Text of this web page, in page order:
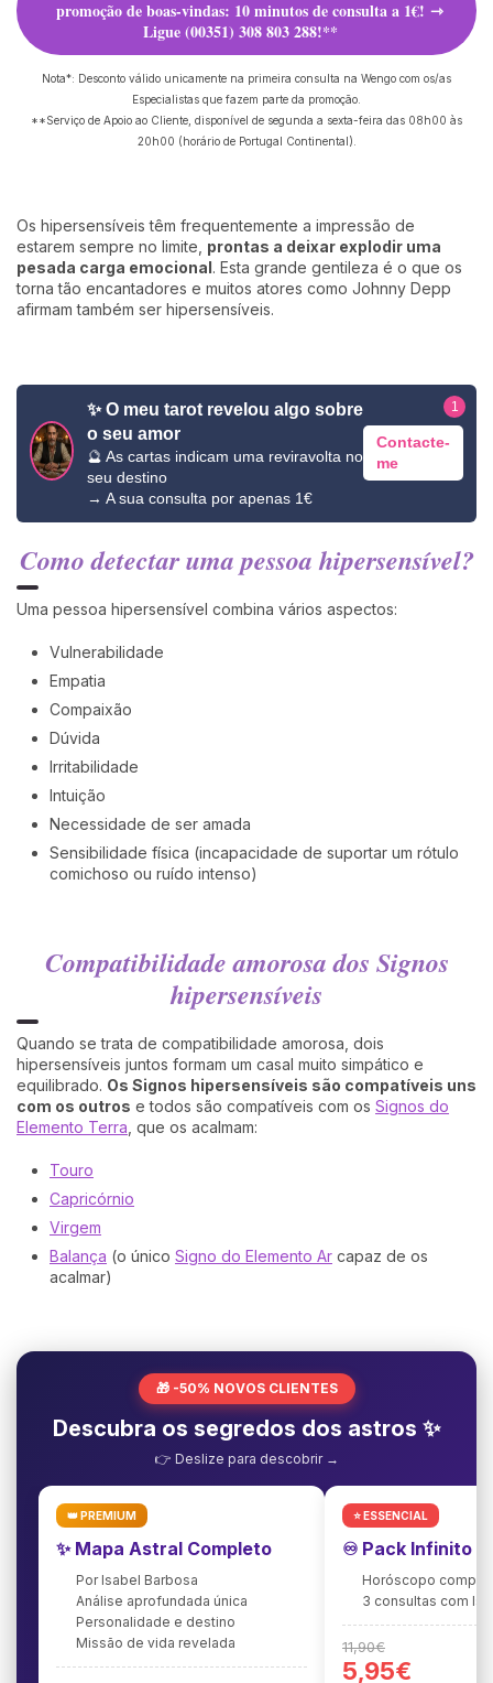
promoção de boas-vindas: 10 minutos de consulta a 1€!
Ligue (00351) 308 803 288!**
Nota*: Desconto válido unicamente na primeira consulta na Wengo com os/as
Especialistas que fazem parte da promoção.
**Serviço de Apoio ao Cliente, disponível de segunda a sexta-feira das 08h00 às
20h00 (horário de Portugal Continental).
Os hipersensíveis têm frequentemente a impressão de
estarem sempre no limite, prontas a deixar explodir uma
pesada carga emocional. Esta grande gentileza é o que os
torna tão encantadores e muitos atores como Johnny Depp
afirmam também ser hipersensíveis.
✨ O meu tarot revelou algo sobre
o seu amor
🔮 As cartas indicam uma reviravolta no
seu destino
→ A sua consulta por apenas 1€
Contacte-
me
1
Como detectar uma pessoa hipersensível?
Uma pessoa hipersensível combina vários aspectos:
Vulnerabilidade
Empatia
Compaixão
Dúvida
Irritabilidade
Intuição
Necessidade de ser amada
Sensibilidade física (incapacidade de suportar um rótulo
comichoso ou ruído intenso)
Compatibilidade amorosa dos Signos
hipersensíveis
Quando se trata de compatibilidade amorosa, dois
hipersensíveis juntos formam um casal muito simpático e
equilibrado. Os Signos hipersensíveis são compatíveis uns
com os outros e todos são compatíveis com os Signos do
Elemento Terra, que os acalmam:
Touro
Capricórnio
Virgem
Balança (o único Signo do Elemento Ar capaz de os
acalmar)
🎁 -50% NOVOS CLIENTES
Descubra os segredos dos astros ✨
👉 Deslize para descobrir →
👑 PREMIUM
✨ Mapa Astral Completo
Por Isabel Barbosa
Análise aprofundada única
Personalidade e destino
Missão de vida revelada
⭐ ESSENCIAL
♾️ Pack Infinito
Horóscopo
3 consultas com
11,90€
5,95€